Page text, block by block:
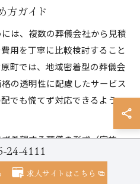
方ガイド
は、複数の葬儀会社から見積
用を丁寧に比較検討すること
町では、地域密着型の葬儀会
の透明性に配慮したサービス
でも慌てず対応できるよう、
希望する葬儀の形式（家族
族で話し合い、必要なサービ
上で、各社の見積もりを比較
24-4111
求人サイトはこちら